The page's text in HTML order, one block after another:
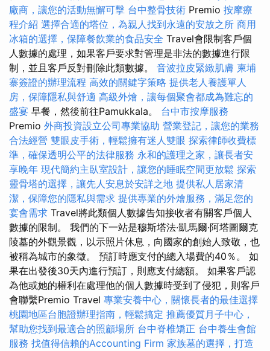
廠商，讓您的活動無懈可擊 台中整骨技術 Premio 按摩療
程介紹 選擇合適的塔位，為親人找到永遠的安放之所 商用
冰箱的選擇，保障餐飲業的食品安全 Travel會限制客戶個
人數據的處理，如果客戶要求對管理是非法的數據進行限
制，並且客戶反對刪除此類數據。 音波拉皮緊緻肌膚 柬埔
寨簽證的辦理流程 高效的關鍵字策略 提供老人養護單人
房，保障隱私與舒適 高級外燴，讓每個聚會都成為難忘的
盛宴 早餐，然後前往Pamukkala。 台中市按摩服務
Premio 外商投資設立公司專業協助 營業登記，讓您的業務
合法經營 雙眼皮手術，輕鬆擁有迷人雙眼 探索律師收費標
準，確保透明公平的法律服務 永和的護理之家，讓長者安
享晚年 現代簡約主臥室設計，讓您的睡眠空間更放鬆 探索
靈骨塔的選擇，讓先人安息於安詳之地 提供私人居家清
潔，保障您的隱私與需求 提供專業的外燴服務，滿足您的
宴會需求 Travel將此類個人數據告知接收者有關客戶個人
數據的限制。 我們的下一站是穆斯塔法·凱馬爾·阿塔圖爾克
陵墓的外觀景觀，以示照片休息，向國家的創始人致敬，也
被稱為城市的象徵。 預訂時應支付的總入場費的40％。 如
果在出發後30天內進行預訂，則應支付總額。 如果客戶認
為他或她的權利在處理他的個人數據時受到了侵犯，則客戶
會聯繫Premio Travel 專業安養中心，關懷長者的最佳選擇
桃園地區台胞證辦理指南，輕鬆搞定 推薦優質月子中心，
幫助您找到最適合的照顧場所 台中脊椎矯正 台中養生會館
服務 找值得信賴的Accounting Firm 家族墓的選擇，打造